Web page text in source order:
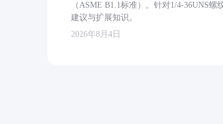
（ASME B1.1标准）。针对1/4-36UNS
建议与扩展知识。
2026年8月4日